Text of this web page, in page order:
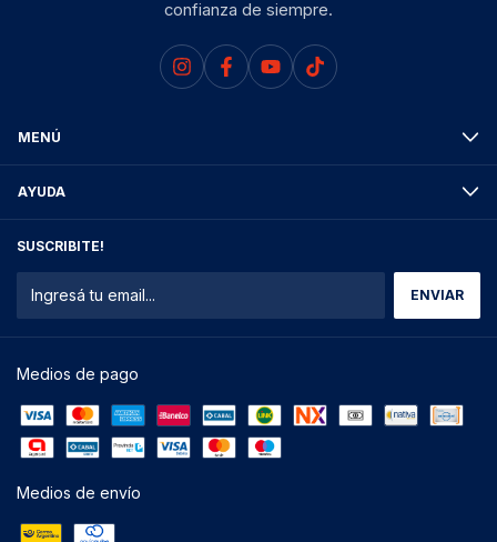
confianza de siempre.
MENÚ
AYUDA
SUSCRIBITE!
Medios de pago
Medios de envío